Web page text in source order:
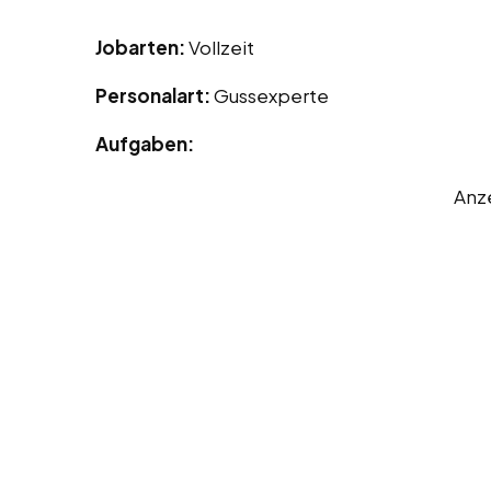
Jobarten:Vollzeit
Personalart:Gussexperte
Aufgaben: